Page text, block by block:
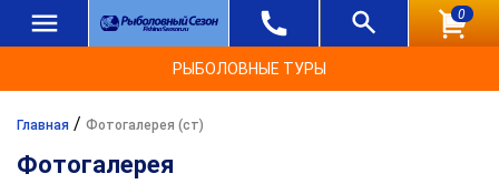
0
РЫБОЛОВНЫЕ ТУРЫ
Главная / Фотогалерея (ст)
Фотогалерея